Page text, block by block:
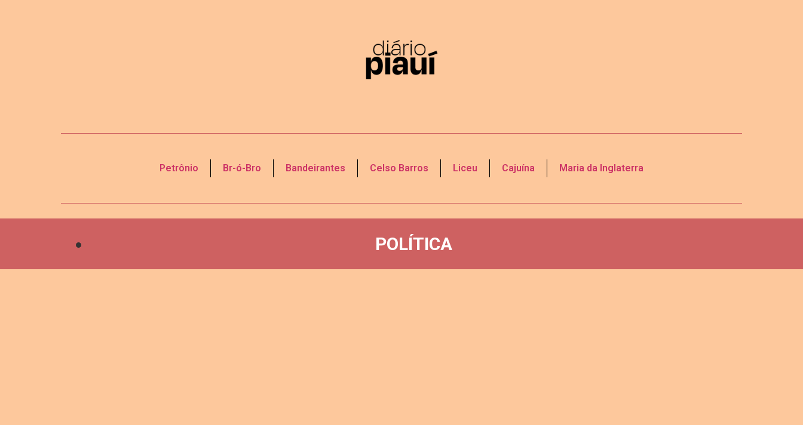
Petrônio Br-ó-Bro Bandeirantes Celso Barros Liceu Cajuína Maria da Inglaterra
POLÍTICA